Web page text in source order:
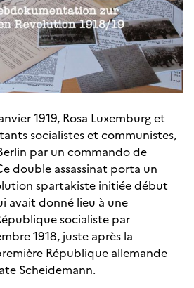
1919, Rosa Luxemburg et
socialistes et communistes,
par un commando de
double assassinat porta un
spartakiste initiée début
avait donné lieu à une
socialiste par
1918, juste après la
République allemande
Scheidemann.